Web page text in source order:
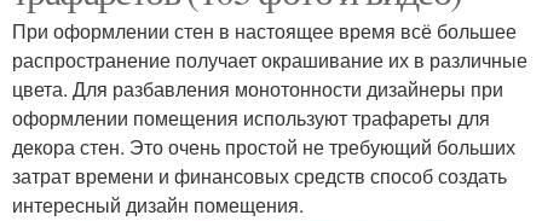
При оформлении стен в настоящее время всё большее
распространение получает окрашивание их в различные
цвета. Для разбавления монотонности дизайнеры при
оформлении помещения используют трафареты для
декора стен. Это очень простой не требующий больших
затрат времени и финансовых средств способ создать
интересный дизайн помещения.